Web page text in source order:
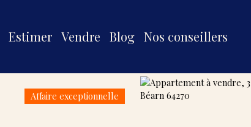
Estimer Vendre Blog Nos conseillers
Affaire exceptionnelle